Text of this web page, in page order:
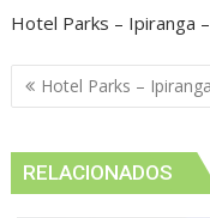
Hotel Parks – Ipiranga
Navegação
de
Hotel Parks –
RELACIONADOS